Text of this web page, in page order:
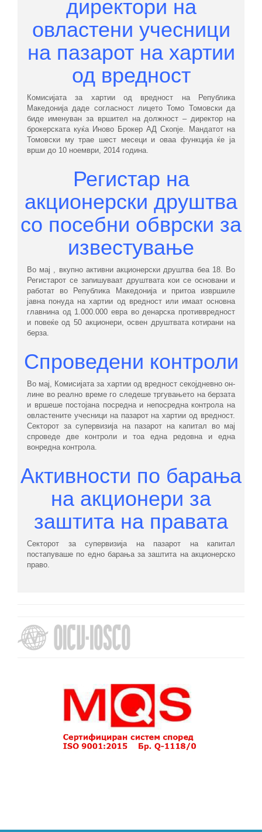
директори на
овластени учесници
на пазарот на хартии
од вредност
Комисијата за хартии од вредност на Република
Македонија даде согласност лицето Томо Томовски да
биде именуван за вршител на должност – директор на
брокерската куќа Иново Брокер АД Скопје. Мандатот на
Томовски му трае шест месеци и оваа функција ќе ја
врши до 10 ноември, 2014 година.
Регистар на
акционерски друштва
со посебни обврски за
известување
Во мај , вкупно активни акционерски друштва беа 18. Во
Регистарот се запишуваат друштвата кои се основани и
работат во Република Македонија и притоа извршиле
јавна понуда на хартии од вредност или имаат основна
главнина од 1.000.000 евра во денарска противвредност
и повеќе од 50 акционери, освен друштвата котирани на
берза.
Спроведени контроли
Во мај, Комисијата за хартии од вредност секојдневно он-
лине во реално време го следеше тргувањето на берзата
и вршеше постојана посредна и непосредна контрола на
овластените учесници на пазарот на хартии од вредност.
Секторот за супервизија на пазарот на капитал во мај
спроведе две контроли и тоа една редовна и една
вонредна контрола.
Активности по барања
на акционери за
заштита на правата
Секторот за супервизија на пазарот на капитал
постапуваше по едно барања за заштита на акционерско
право.